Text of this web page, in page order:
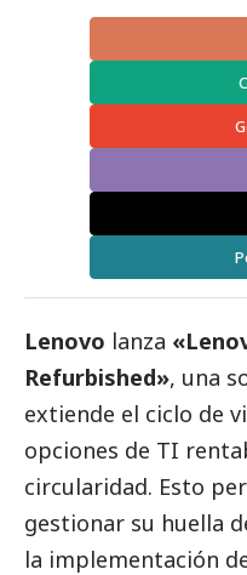
Lenovo lanza
Refurbished», una
extiende el ciclo de
opciones de TI
circularidad. Esto
gestionar su huella
la implementación